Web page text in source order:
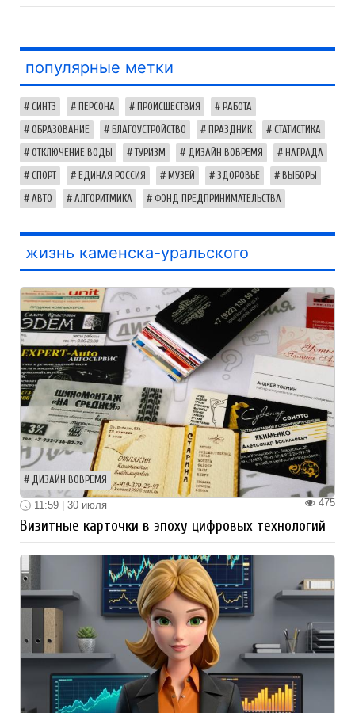
популярные метки
СИНТЗ ПЕРСОНА ПРОИСШЕСТВИЯ РАБОТА
ОБРАЗОВАНИЕ БЛАГОУСТРОЙСТВО ПРАЗДНИК СТАТИСТИКА
ОТКЛЮЧЕНИЕ ВОДЫ ТУРИЗМ ДИЗАЙН ВОВРЕМЯ НАГРАДА
СПОРТ ЕДИНАЯ РОССИЯ МУЗЕЙ ЗДОРОВЬЕ ВЫБОРЫ
АВТО АЛГОРИТМИКА ФОНД ПРЕДПРИНИМАТЕЛЬСТВА
жизнь каменска-уральского
ДИЗАЙН ВОВРЕМЯ
475
11:59 | 30 июля
Визитные карточки в эпоху цифровых технологий